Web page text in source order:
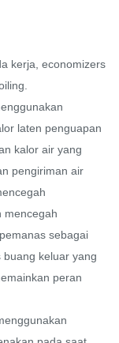
kerja, economizers
laten penguapan
kalor air yang
pengiriman air
mencegah
sebagai
keluar yang
peran